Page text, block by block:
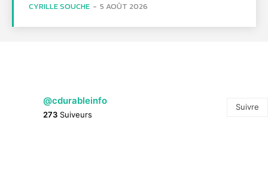
CYRILLE SOUCHE - 5 AOÛT 2026
@cdurableinfo
273 Suiveurs
Suivre